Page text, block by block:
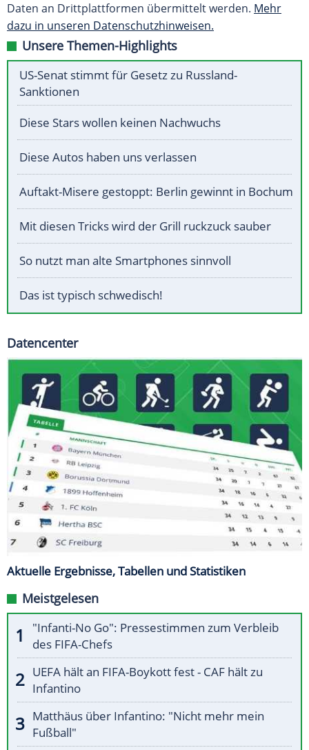
Daten an Drittplattformen übermittelt werden. Mehr
dazu in unseren Datenschutzhinweisen.
Unsere Themen-Highlights
US-Senat stimmt für Gesetz zu Russland-
Sanktionen
Diese Stars wollen keinen Nachwuchs
Diese Autos haben uns verlassen
Auftakt-Misere gestoppt: Berlin gewinnt in Bochum
Mit diesen Tricks wird der Grill ruckzuck sauber
So nutzt man alte Smartphones sinnvoll
Das ist typisch schwedisch!
Datencenter
Aktuelle Ergebnisse, Tabellen und Statistiken
Meistgelesen
"Infanti-No Go": Pressestimmen zum Verbleib
des FIFA-Chefs
UEFA hält an FIFA-Boykott fest - CAF hält zu
Infantino
Matthäus über Infantino: "Nicht mehr mein
Fußball"